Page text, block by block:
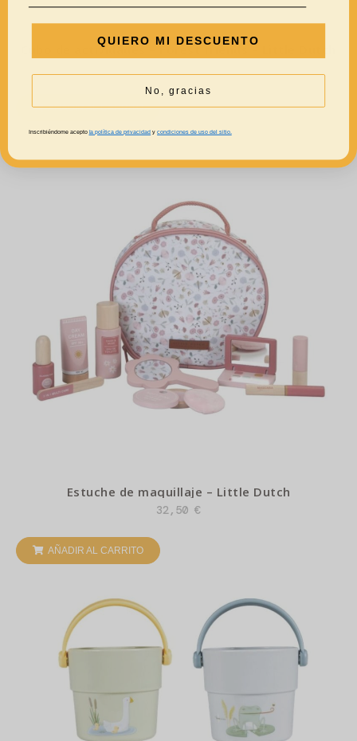
Cubo de actividades – Forest friends – Little Dutch
AÑADIR AL CARRITO
Estuche de maquillaje – Little Dutch
32,50 €
AÑADIR AL CARRITO
QUIERO MI DESCUENTO
No, gracias
Inscribiéndome acepto la política de privacidad ycondiciones de uso del sitio.